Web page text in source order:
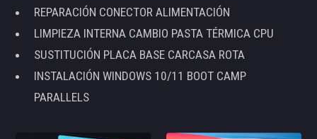
REPARACIÓN CONECTOR ALIMENTACIÓN
LIMPIEZA INTERNA CAMBIO PASTA TÉRMICA CPU
SUSTITUCIÓN PLACA BASE CARCASA ROTA
INSTALACIÓN WINDOWS 10/11 BOOT CAMP
PARALLELS